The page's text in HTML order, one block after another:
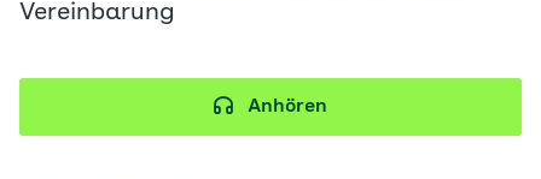
Vereinbarung
Anhören